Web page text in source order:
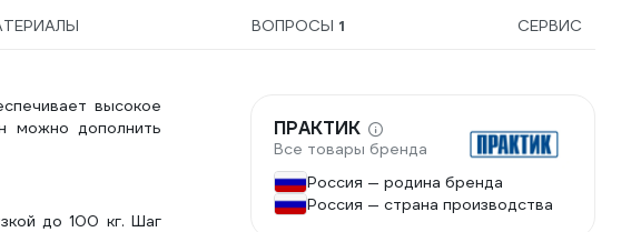
ВОПРОСЫ 1 СЕРВИС
высокое
можно дополнить
до 100 кг. Шаг
ПРАКТИК
Все товары бренда
Россия — родина бренда
Россия — страна производства